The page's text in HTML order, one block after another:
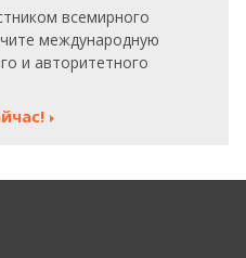
всемирного
международную
и авторитетного